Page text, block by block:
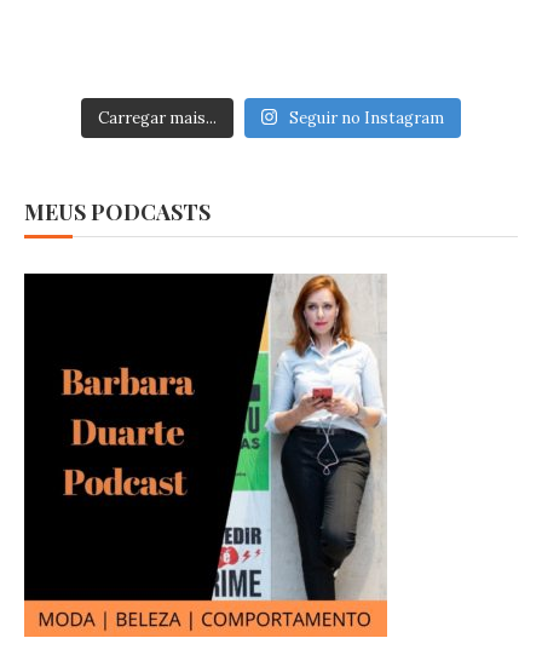
Carregar mais... Seguir no Instagram
MEUS PODCASTS